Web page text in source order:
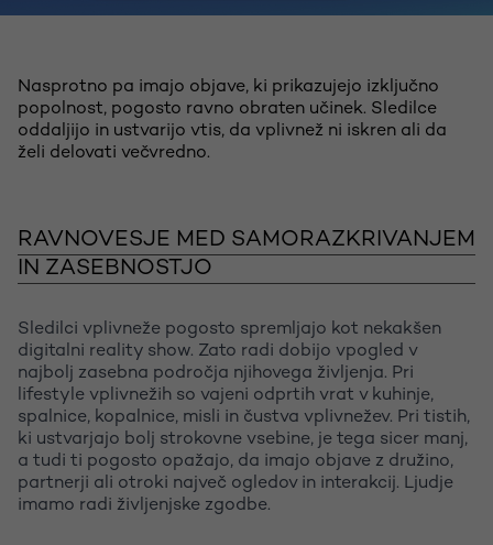
Nasprotno pa imajo objave, ki prikazujejo izključno
popolnost, pogosto ravno obraten učinek. Sledilce
oddaljijo in ustvarijo vtis, da vplivnež ni iskren ali da
želi delovati večvredno.
RAVNOVESJE MED SAMORAZKRIVANJEM
IN ZASEBNOSTJO
Sledilci vplivneže pogosto spremljajo kot nekakšen
digitalni reality show. Zato radi dobijo vpogled v
najbolj zasebna področja njihovega življenja. Pri
lifestyle vplivnežih so vajeni odprtih vrat v kuhinje,
spalnice, kopalnice, misli in čustva vplivnežev. Pri tistih,
ki ustvarjajo bolj strokovne vsebine, je tega sicer manj,
a tudi ti pogosto opažajo, da imajo objave z družino,
partnerji ali otroki največ ogledov in interakcij. Ljudje
imamo radi življenjske zgodbe.